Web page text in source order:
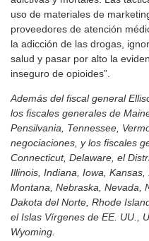
uso de materiales de
proveedores de atención
la adicción de las drogas,
salud y pasar por alto la
inseguro de opioides”.
Además del fiscal general
los fiscales generales de
Pensilvania, Tennessee,
negociaciones, y los fiscales
Connecticut, Delaware, el
Illinois, Indiana, Iowa, Kansas,
Montana, Nebraska, Nevada,
Dakota del Norte, Rhode
el Islas Vírgenes de EE. UU.,
Wyoming.